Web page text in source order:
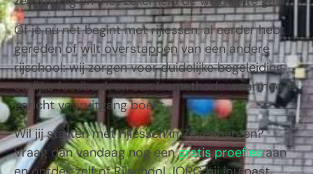
Of je nu net begint met rijlessen, al eerder hebt
gereden of wilt overstappen van een andere
rijschool: wij zorgen voor duidelijke begeleiding,
eerlijke feedback en een lesmethode waarmee je
gericht vooruitgang boekt.
Wil jij starten met rijlessen in Zevenbergen?
Vraag dan vandaag nog eengratis proeflesaan